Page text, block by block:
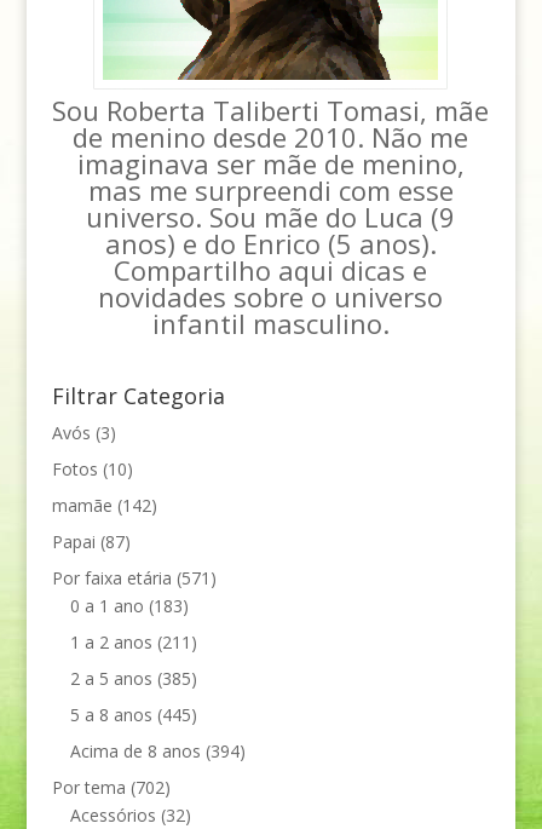
Sou Roberta Taliberti Tomasi, mãe
de menino desde 2010. Não me
imaginava ser mãe de menino,
mas me surpreendi com esse
universo. Sou mãe do Luca (9
anos) e do Enrico (5 anos).
Compartilho aqui dicas e
novidades sobre o universo
infantil masculino.
Filtrar Categoria
Avós (3)
Fotos (10)
mamãe (142)
Papai (87)
Por faixa etária (571)
0 a 1 ano (183)
1 a 2 anos (211)
2 a 5 anos (385)
5 a 8 anos (445)
Acima de 8 anos (394)
Por tema (702)
Acessórios (32)